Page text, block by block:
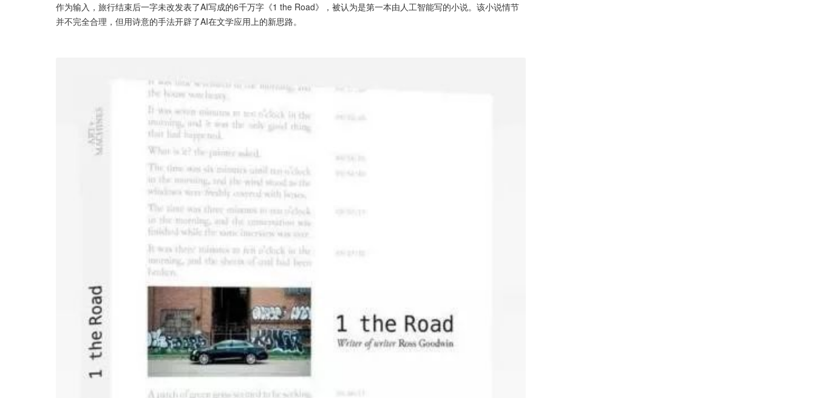
作为输入，旅行结束后一字未改发表了AI写成的6千万字《1 the Road》，被认为是第一本由人工智能写的小说。该小说情节
并不完全合理，但用诗意的手法开辟了AI在文学应用上的新思路。